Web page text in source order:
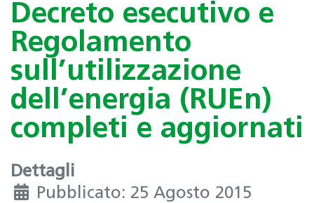
Decreto esecutivo e
Regolamento
sull’utilizzazione
dell’energia (RUEn)
completi e aggiornati
Dettagli
Pubblicato: 25 Agosto 2015